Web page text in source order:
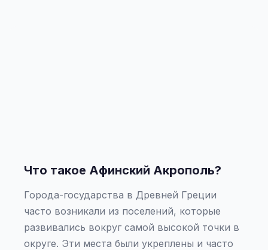
Что такое Афинский Акрополь?
Города-государства в Древней Греции
часто возникали из поселений, которые
развивались вокруг самой высокой точки в
округе. Эти места были укреплены и часто